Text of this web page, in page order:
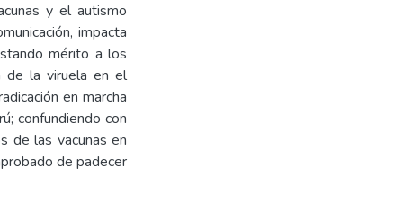
y el autismo
impacta
mérito a los
de la viruela en el
en marcha
confundiendo con
de las vacunas en
de padecer